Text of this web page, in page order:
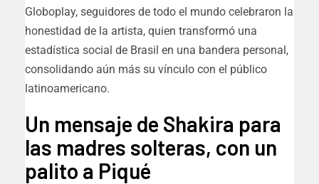
Globoplay, seguidores de todo el mundo celebraron la
honestidad de la artista, quien transformó una
estadística social de Brasil en una bandera personal,
consolidando aún más su vínculo con el público
latinoamericano.
Un mensaje de Shakira para
las madres solteras, con un
palito a Piqué